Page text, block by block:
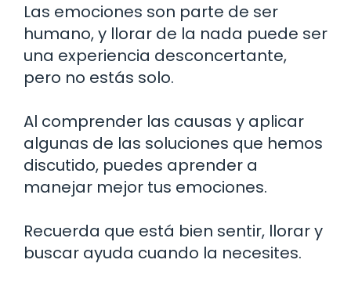
Las emociones son parte de ser
humano, y llorar de la nada puede ser
una experiencia desconcertante,
pero no estás solo.
Al comprender las causas y aplicar
algunas de las soluciones que hemos
discutido, puedes aprender a
manejar mejor tus emociones.
Recuerda que está bien sentir, llorar y
buscar ayuda cuando la necesites.